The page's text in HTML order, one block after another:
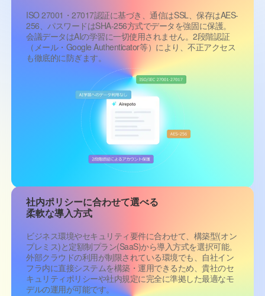
ISO 27001・27017認証に基づき、通信はSSL、保存はAES-
256、パスワードはSHA-256方式でデータを強固に保護。
会議データはAIの学習に一切使用されません。2段階認証
（メール・Google Authenticator等）により、不正アクセス
も徹底的に防ぎます。
社内ポリシーに合わせて選べる
柔軟な導入方式
ビジネス環境やセキュリティ要件に合わせて、構築型(オン
プレミス)と定額制プラン(SaaS)から導入方式を選択可能。
外部クラウドの利用が制限されている環境でも、自社イン
フラ内に直接システムを構築・運用できるため、貴社のセ
キュリティポリシーや社内規定に完全に準拠した最適なモ
デルの運用が可能です。